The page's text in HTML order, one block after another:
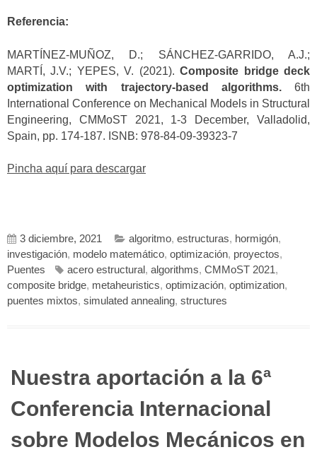
Referencia:
MARTÍNEZ-MUÑOZ, D.; SÁNCHEZ-GARRIDO, A.J.;
MARTÍ, J.V.; YEPES, V. (2021).Composite bridge deck
optimization with trajectory-based algorithms.6th
International Conference on Mechanical Models in Structural
Engineering, CMMoST 2021, 1-3 December, Valladolid,
Spain, pp. 174-187. ISNB: 978-84-09-39323-7
Pincha aquí para descargar
3 diciembre, 2021 algoritmo, estructuras, hormigón,
investigación, modelo matemático, optimización, proyectos,
Puentes
acero estructural , algorithms, CMMoST 2021 ,
composite bridge, metaheuristics, optimización, optimization,
puentes mixtos, simulated annealing, structures
Nuestra aportación a la 6ª
Conferencia Internacional
sobre Modelos Mecánicos en